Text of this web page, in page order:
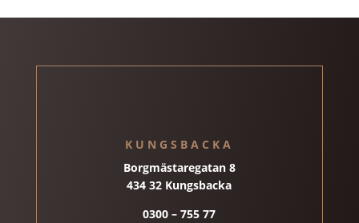
KUNGSBACKA
Borgmästaregatan 8
434 32 Kungsbacka
0300 – 755 77